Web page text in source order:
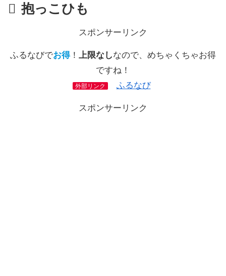
抱っこひも
スポンサーリンク
ふるなびでお得！ 上限なしなので、めちゃくちゃお得
ですね！
外部リンク ふるなび
スポンサーリンク